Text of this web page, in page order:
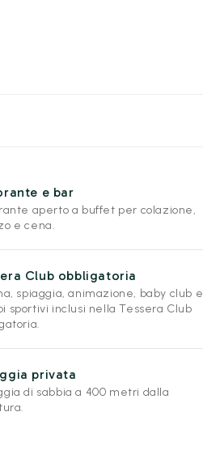
e bar
aperto a buffet per colazione,
e cena.
Club obbligatoria
spiaggia, animazione, baby club e
sportivi inclusi nella Tessera Club
privata
di sabbia a 400 metri dalla